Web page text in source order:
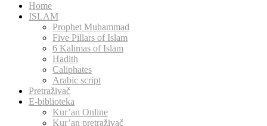
Home
ISLAM
Prophet Muhammad
Five Pillars of Islam
6 Kalimas of Islam
Hadith
Caliphates
Arabic script
Pretraživač
E-biblioteka
Kur’an Online
Kur’an pretraživač